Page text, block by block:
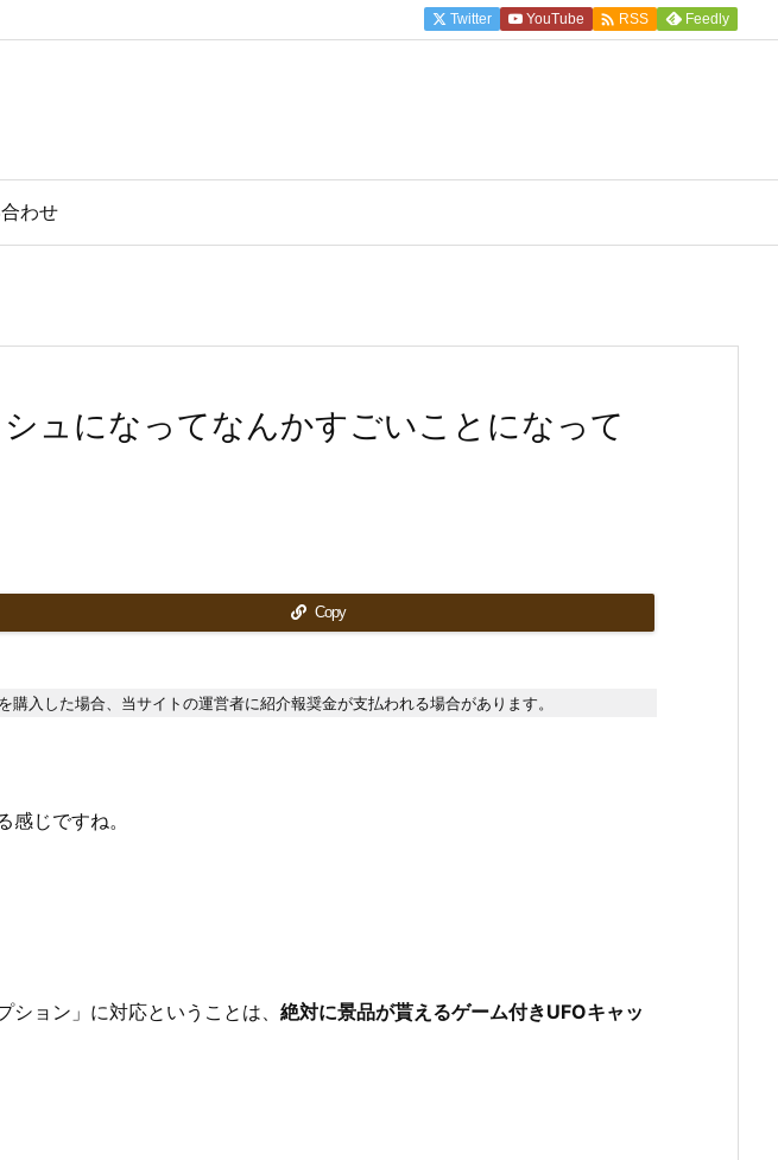
わせ
Twitter YouTube  RSS Feedly
ュになってなんかすごいことになって
Copy
入した場合、当サイトの運営者に紹介報奨金が支払われる場合があります。
じですね。
ョン」に対応ということは、 絶対に景品が貰えるゲーム付きUFOキャッ